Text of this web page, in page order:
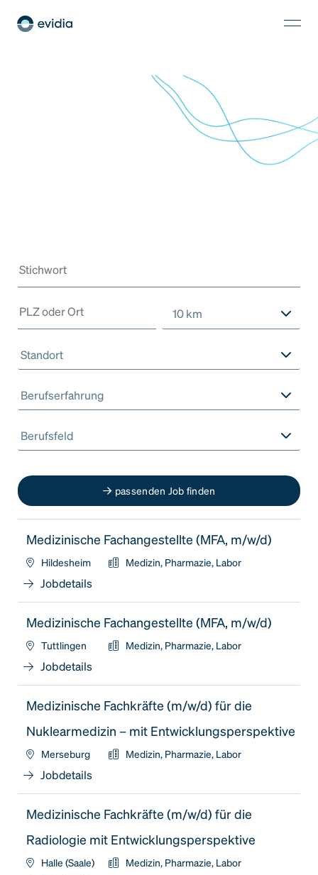
10 km
Standort
Berufserfahrung
Berufsfeld
passenden Job finden
Medizinische Fachangestellte (MFA, m/w/d)
Hildesheim Medizin, Pharmazie, Labor
Jobdetails
Medizinische Fachangestellte (MFA, m/w/d)
Tuttlingen Medizin, Pharmazie, Labor
Jobdetails
Medizinische Fachkräfte (m/w/d) für die
Nuklearmedizin – mit Entwicklungsperspektive
Merseburg Medizin, Pharmazie, Labor
Jobdetails
Medizinische Fachkräfte (m/w/d) für die
Radiologie mit Entwicklungsperspektive
Halle (Saale) Medizin, Pharmazie, Labor